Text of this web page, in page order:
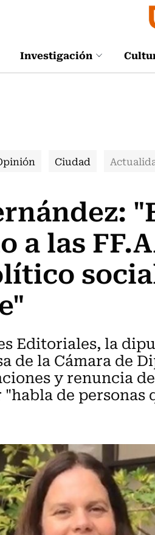
Investigación
Ciudad
a las
Editoriales, la
de la Cámara de
y renuncia
de personas